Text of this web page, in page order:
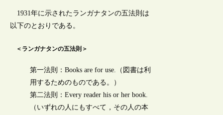
1931年に示されたランガナタンの五法則は
以下のとおりである。
＜ランガナタンの五法則＞
第一法則：Books are for use.（図書は利
用するためのものである。）
第二法則：Every reader his or her book.
（いずれの人にもすべて，その人の本